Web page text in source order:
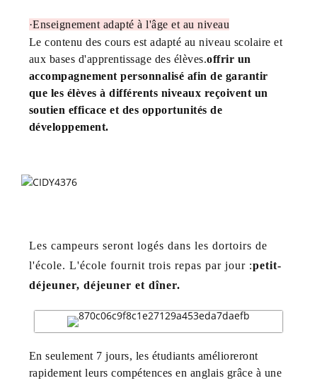
·Enseignement adapté à l'âge et au niveau
Le contenu des cours est adapté au niveau scolaire et
aux bases d'apprentissage des élèves.offrir un
accompagnement personnalisé afin de garantir
que les élèves à différents niveaux reçoivent un
soutien efficace et des opportunités de
développement.
Les campeurs seront logés dans les dortoirs de
l'école. L'école fournit trois repas par jour :petit-
déjeuner, déjeuner et dîner.
En seulement 7 jours, les étudiants amélioreront
rapidement leurs compétences en anglais grâce à une